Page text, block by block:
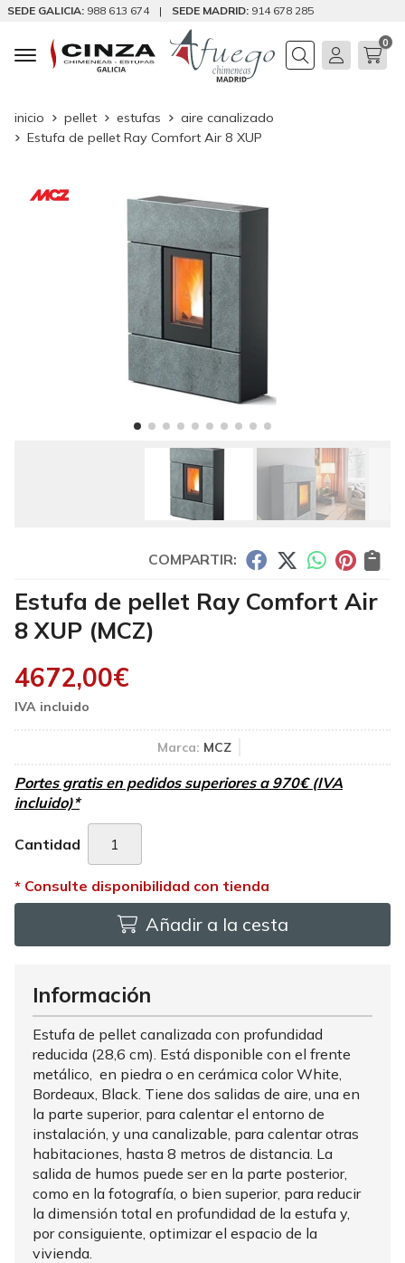
SEDE GALICIA: 988 613 674 | SEDE MADRID: 914 678 285
Buscar
0
inicio pellet estufas
aire canalizado
Estufa de pellet Ray Comfort Air 8 XUP
COMPARTIR:
Estufa de pellet Ray Comfort Air
8 XUP (MCZ)
4672,00€
Marca: MCZ
Portes gratis en pedidos superiores a 970€ (IVA
incluido)*
Cantidad
Añadir a la cesta
Información
Estufa de pellet canalizada con profundidad
reducida (28,6 cm). Está disponible con el frente
metálico, en piedra o en cerámica color White,
Bordeaux, Black. Tiene dos salidas de aire, una en
la parte superior, para calentar el entorno de
instalación, y una canalizable, para calentar otras
habitaciones, hasta 8 metros de distancia. La
salida de humos puede ser en la parte posterior,
como en la fotografía, o bien superior, para reducir
la dimensión total en profundidad de la estufa y,
por consiguiente, optimizar el espacio de la
vivienda.